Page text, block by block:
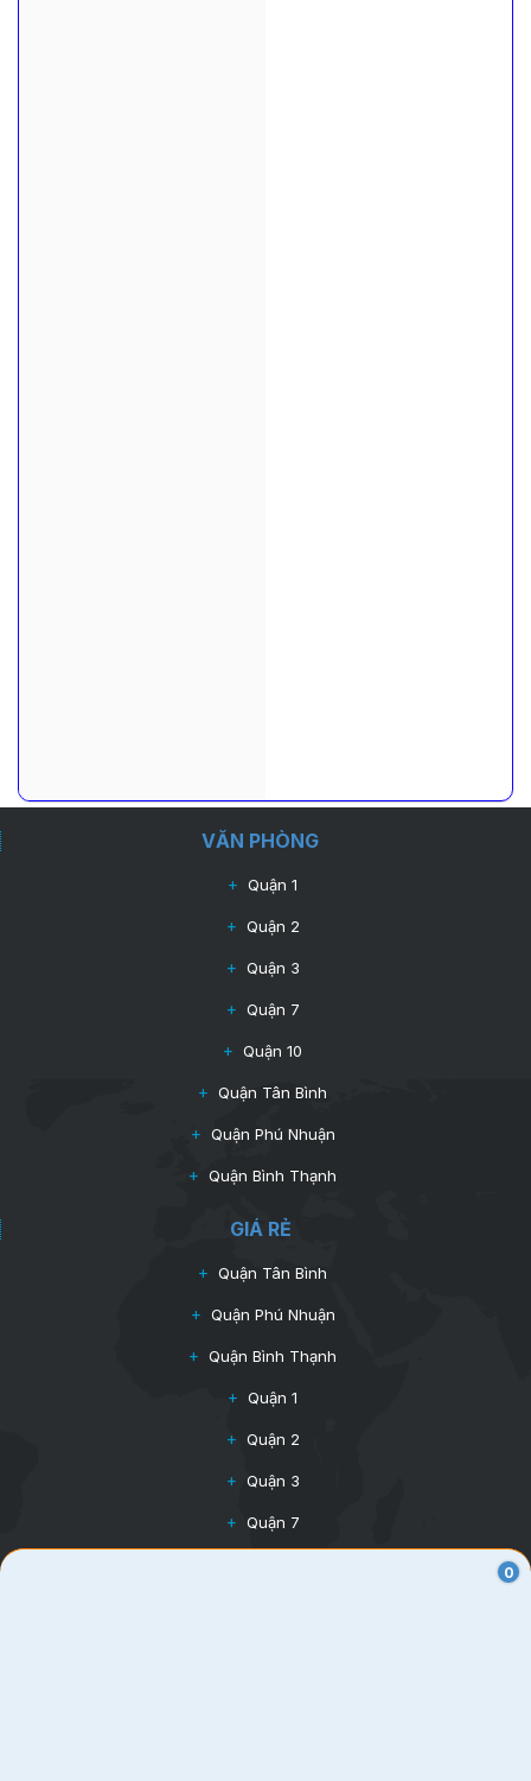
VĂN PHÒNG
Quận 1
Quận 2
Quận 3
Quận 7
Quận 10
Quận Tân Bình
Quận Phú Nhuận
Quận Bình Thạnh
GIÁ RẺ
Quận Tân Bình
Quận Phú Nhuận
Quận Bình Thạnh
Quận 1
Quận 2
Quận 3
Quận 7
0